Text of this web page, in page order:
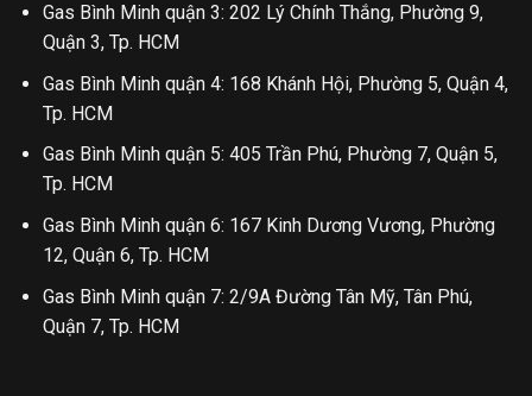
Gas Bình Minh quận 3: 202 Lý Chính Thắng, Phường 9,
Quận 3, Tp. HCM
Gas Bình Minh quận 4: 168 Khánh Hội, Phường 5, Quận 4,
Tp. HCM
Gas Bình Minh quận 5: 405 Trần Phú, Phường 7, Quận 5,
Tp. HCM
Gas Bình Minh quận 6: 167 Kinh Dương Vương, Phường
12, Quận 6, Tp. HCM
Gas Bình Minh quận 7: 2/9A Đường Tân Mỹ, Tân Phú,
Quận 7, Tp. HCM